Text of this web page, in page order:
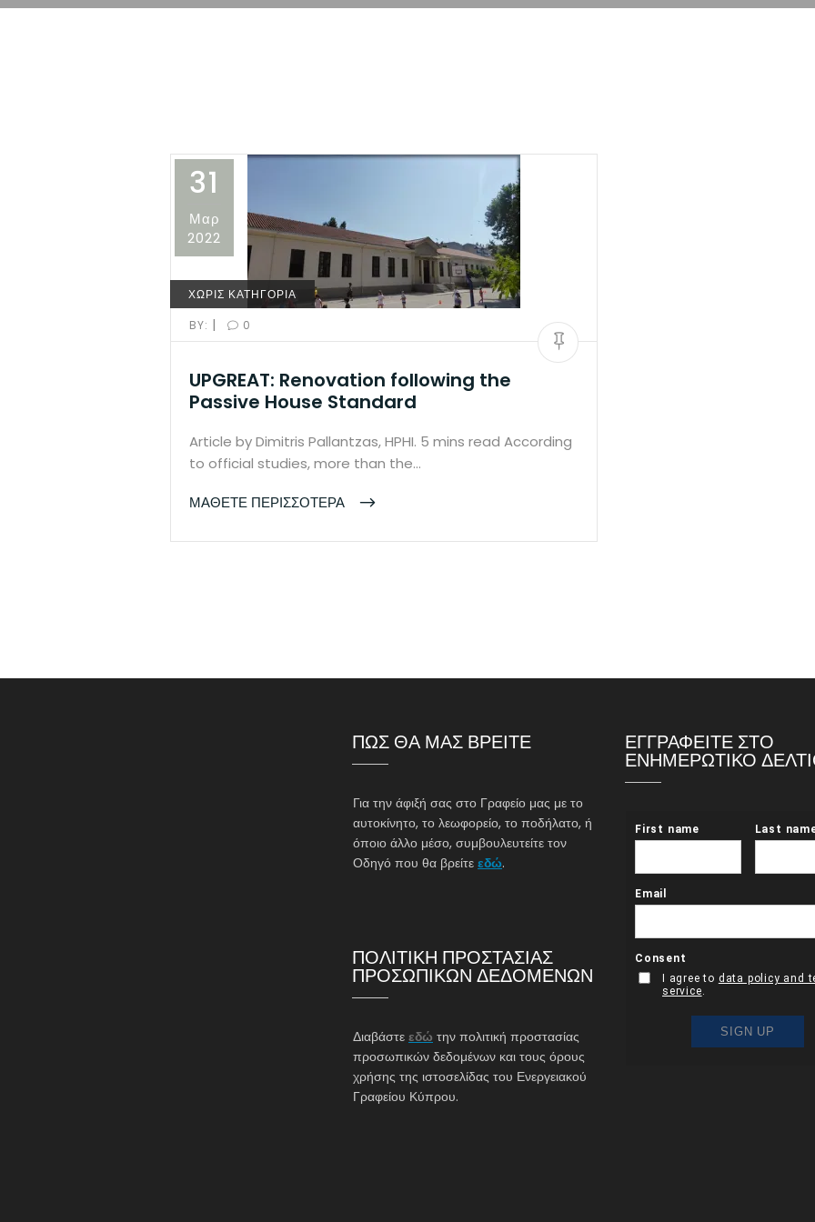
31
Μαρ
2022
ΧΩΡΙΣ ΚΑΤΗΓΟΡΙΑ
BY: | 0
UPGREAT: Renovation following the
Passive House Standard
Article by Dimitris Pallantzas, HPHI. 5 mins read According
to official studies, more than the…
ΜΑΘΕΤΕ ΠΕΡΙΣΣΟΤΕΡΑ
ΠΩΣ ΘΑ ΜΑΣ ΒΡΕΙΤΕ
Για την άφιξή σας στο Γραφείο μας με το
αυτοκίνητο, το λεωφορείο, το ποδήλατο, ή
όποιο άλλο μέσο, συμβουλευτείτε τον
Οδηγό που θα βρείτε εδώ.
ΠΟΛΙΤΙΚΗ ΠΡΟΣΤΑΣΙΑΣ
ΠΡΟΣΩΠΙΚΩΝ ΔΕΔΟΜΕΝΩΝ
Διαβάστε εδώ την πολιτική προστασίας
προσωπικών δεδομένων και τους όρους
χρήσης της ιστοσελίδας του Ενεργειακού
Γραφείου Κύπρου.
ΕΓΓΡΑΦΕΙΤΕ ΣΤΟ
ΕΝΗΜΕΡΩΤΙΚΟ